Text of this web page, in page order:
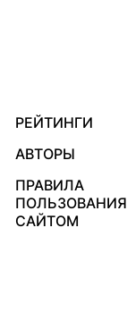
РЕЙТИНГИ
АВТОРЫ
ПРАВИЛА
ПОЛЬЗОВАНИЯ
САЙТОМ